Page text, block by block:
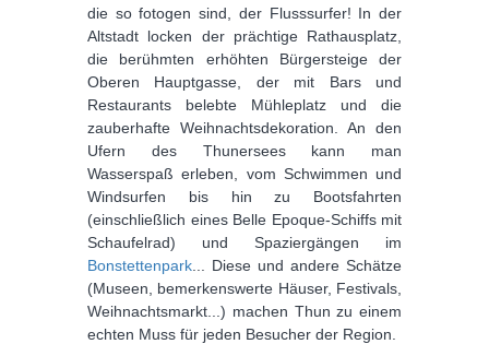
die so fotogen sind, der Flusssurfer! In der
Altstadt locken der prächtige Rathausplatz,
die berühmten erhöhten Bürgersteige der
Oberen Hauptgasse, der mit Bars und
Restaurants belebte Mühleplatz und die
zauberhafte Weihnachtsdekoration. An den
Ufern des Thunersees kann man
Wasserspaß erleben, vom Schwimmen und
Windsurfen bis hin zu Bootsfahrten
(einschließlich eines Belle Epoque-Schiffs mit
Schaufelrad) und Spaziergängen im
Bonstettenpark ... Diese und andere Schätze
(Museen, bemerkenswerte Häuser, Festivals,
Weihnachtsmarkt...) machen Thun zu einem
echten Muss für jeden Besucher der Region.